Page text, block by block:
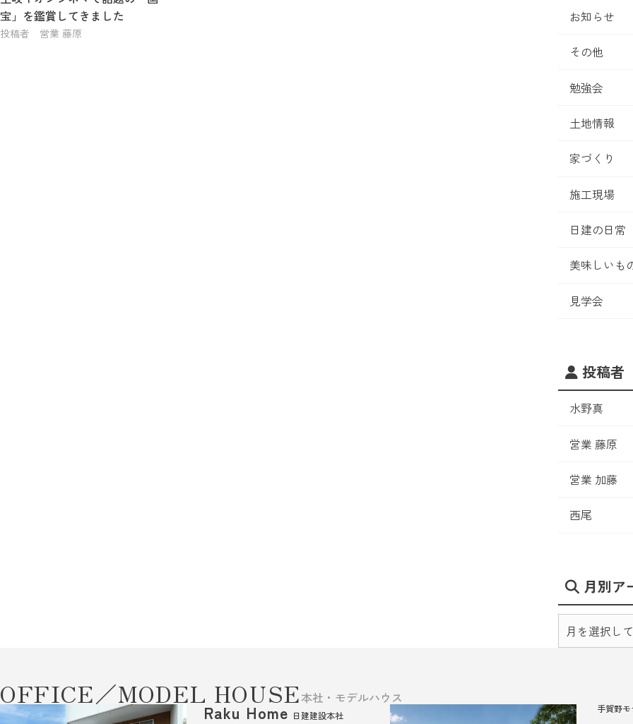
宝」を鑑賞してきました
投稿者 営業 藤原
お知らせ
その他
勉強会
土地情報
家づくり
施工現場
日建の日常
美味しいも
見学会
投稿者
水野真
営業 藤原
営業 加藤
西尾
月別ア
OFFICE／MODEL HOUSE本社・モデルハウス
Raku Home 日建建設本社
手賀野